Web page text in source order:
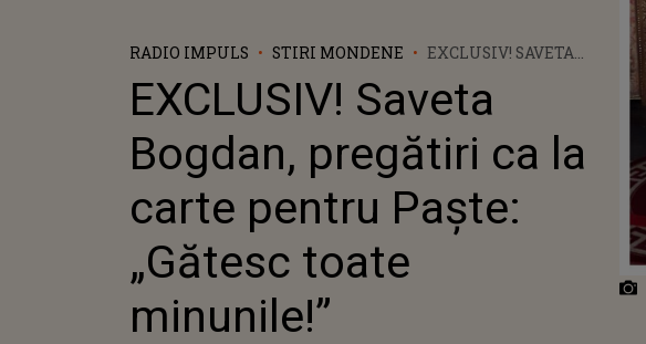
RADIO IMPULS STIRI MONDENE
EXCLUSIV! SAVETA
LA CARTE PENTRU
PAȘTE: „GĂTESC TOATE
MINUNILE!”
EXCLUSIV! Saveta
Bogdan, pregătiri ca la
carte pentru Paște:
„Gătesc toate
minunile!”